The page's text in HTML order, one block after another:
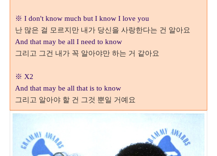
※ I don't know much but I know I love you
난 많은 걸 모르지만 내가 당신을 사랑한다는 건 알아요
And that may be all I need to know
그리고 그건 내가 꼭 알아야만 하는 거 같아요
※ X2
And that may be all that is to know
그리고 알아야 할 건 그것 뿐일 거예요